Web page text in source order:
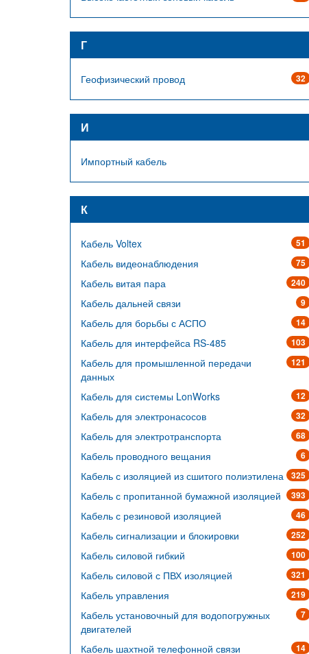
Г
32
Геофизический провод
И
Импортный кабель
К
51
Кабель Voltex
75
Кабель видеонаблюдения
240
Кабель витая пара
9
Кабель дальней связи
14
Кабель для борьбы с АСПО
103
Кабель для интерфейса RS-485
121
Кабель для промышленной передачи
данных
12
Кабель для системы LonWorks
32
Кабель для электронасосов
68
Кабель для электротранспорта
6
Кабель проводного вещания
325
Кабель с изоляцией из сшитого полиэтилена
393
Кабель с пропитанной бумажной изоляцией
46
Кабель с резиновой изоляцией
252
Кабель сигнализации и блокировки
100
Кабель силовой гибкий
321
Кабель силовой с ПВХ изоляцией
219
Кабель управления
7
Кабель установочный для водопогружных
двигателей
14
Кабель шахтной телефонной связи